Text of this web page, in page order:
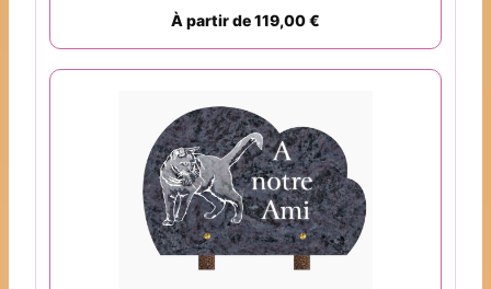
À partir de 119,00 €